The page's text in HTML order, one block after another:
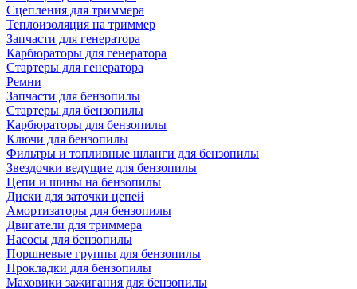
Сцепления для триммера
Теплоизоляция на триммер
Запчасти для генератора
Карбюраторы для генератора
Стартеры для генератора
Ремни
Запчасти для бензопилы
Стартеры для бензопилы
Карбюраторы для бензопилы
Ключи для бензопилы
Фильтры и топливные шланги для бензопилы
Звездочки ведущие для бензопилы
Цепи и шины на бензопилы
Диски для заточки цепей
Амортизаторы для бензопилы
Двигатели для триммера
Насосы для бензопилы
Поршневые группы для бензопилы
Прокладки для бензопилы
Маховики зажигания для бензопилы